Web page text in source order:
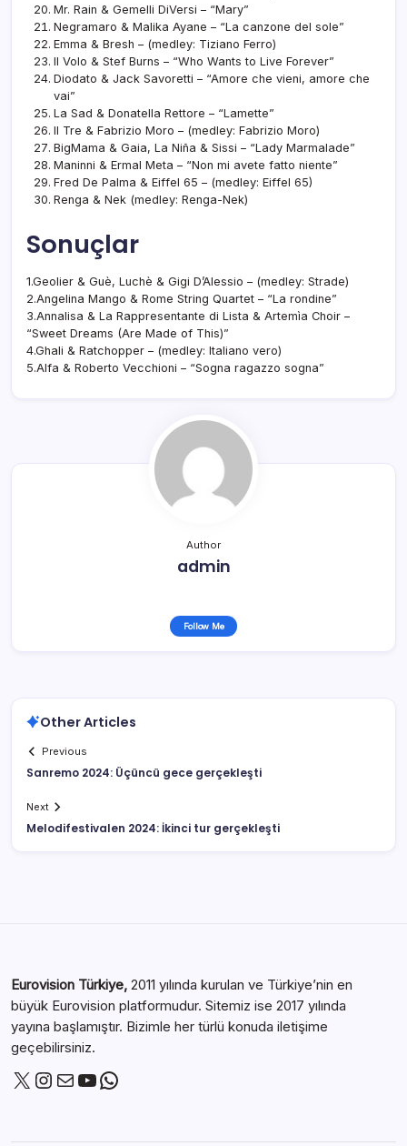
Mr. Rain & Gemelli DiVersi – “Mary”
Negramaro & Malika Ayane – “La canzone del sole”
Emma & Bresh – (medley: Tiziano Ferro)
Il Volo & Stef Burns – “Who Wants to Live Forever”
Diodato & Jack Savoretti – “Amore che vieni, amore che
vai”
La Sad & Donatella Rettore – “Lamette”
Il Tre & Fabrizio Moro – (medley: Fabrizio Moro)
BigMama & Gaia, La Niña & Sissi – “Lady Marmalade”
Maninni & Ermal Meta – “Non mi avete fatto niente”
Fred De Palma & Eiffel 65 – (medley: Eiffel 65)
Renga & Nek (medley: Renga-Nek)
Sonuçlar
1.Geolier & Guè, Luchè & Gigi D’Alessio – (medley: Strade)
2.Angelina Mango & Rome String Quartet – “La rondine”
3.Annalisa & La Rappresentante di Lista & Artemìa Choir –
“Sweet Dreams (Are Made of This)”
4.Ghali & Ratchopper – (medley: Italiano vero)
5.Alfa & Roberto Vecchioni – “Sogna ragazzo sogna”
Author
admin
Follow Me
Other Articles
Previous
Sanremo 2024: Üçüncü gece gerçekleşti
Next
Melodifestivalen 2024: İkinci tur gerçekleşti
Eurovision Türkiye, 2011 yılında kurulan ve Türkiye’nin en
büyük Eurovision platformudur. Sitemiz ise 2017 yılında
yayına başlamıştır. Bizimle her türlü konuda iletişime
geçebilirsiniz.